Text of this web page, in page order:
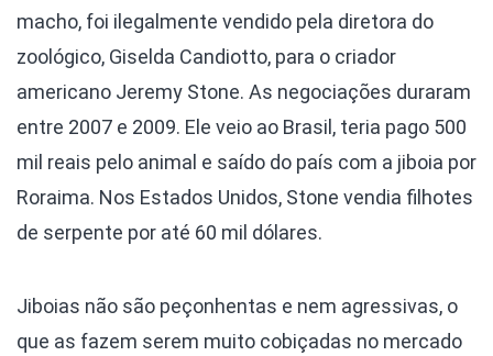
macho, foi ilegalmente vendido pela diretora do
zoológico, Giselda Candiotto, para o criador
americano Jeremy Stone. As negociações duraram
entre 2007 e 2009. Ele veio ao Brasil, teria pago 500
mil reais pelo animal e saído do país com a jiboia por
Roraima. Nos Estados Unidos, Stone vendia filhotes
de serpente por até 60 mil dólares.
Jiboias não são peçonhentas e nem agressivas, o
que as fazem serem muito cobiçadas no mercado